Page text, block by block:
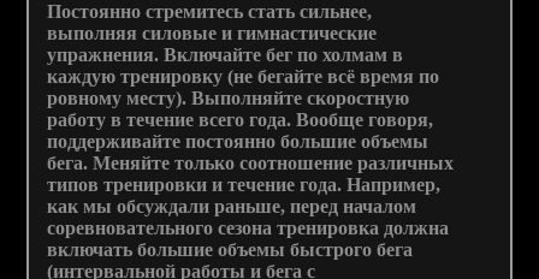
Постоянно стремитесь стать сильнее,
выполняя силовые и гимнастические
упражнения. Включайте бег по холмам в
каждую тренировку (не бегайте всё время по
ровному месту). Выполняйте скоростную
работу в течение всего года. Вообще говоря,
поддерживайте постоянно большие объемы
бега. Меняйте только соотношение различных
типов тренировки и течение года. Например,
как мы обсуждали раньше, перед началом
соревновательного сезона тренировка должна
включать большие объемы быстрого бега
(интервальной работы и бега с